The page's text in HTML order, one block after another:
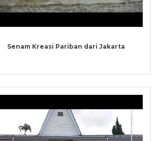
Senam Kreasi Pariban dari Jakarta